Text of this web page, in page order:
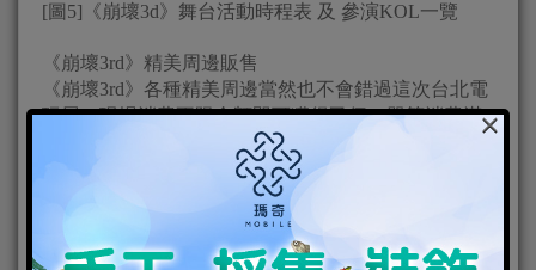
[圖5]《崩壞3d》舞台活動時程表 及 參演KOL一覽
《崩壞3rd》精美周邊販售
《崩壞3rd》各種精美周邊當然也不會錯過這次台北電
玩展，現場消費不限金額即可獲得乙個，單筆消費滿
999台幣還可額外獲得「吼美杯套」乙個，艦長們千萬
不要錯過了！
（詳細周邊販售情報請關注後續粉絲團資訊）
×